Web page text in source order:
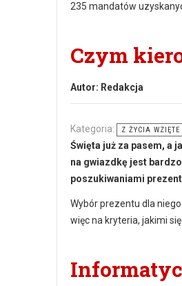
235 mandatów
Czym
Autor: Redakcja
Kategoria: Z ŻYCIA WZIĘTE
Święta już za pasem, a
na gwiazdkę jest
poszukiwaniami
Wybór prezentu dla
więc na kryteria, jakimi